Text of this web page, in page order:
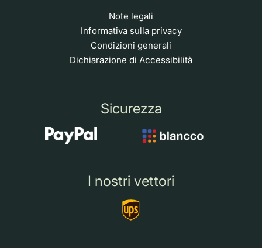
Note legali
Informativa sulla privacy
Condizioni generali
Dichiarazione di Accessibilità
Sicurezza
I nostri vettori